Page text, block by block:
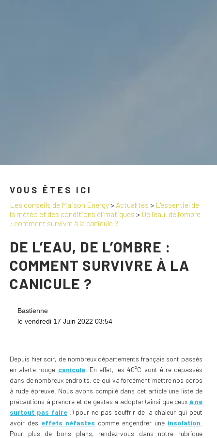
VOUS ÊTES ICI
Les conseils de Maison Energy> Actualités > L'essentiel de
la météo et des conditions climatiques > De l’eau, de l’ombre
: comment survivre à la canicule ?
DE L’EAU, DE L’OMBRE :
COMMENT SURVIVRE À LA
CANICULE ?
Bastienne
le vendredi 17 Juin 2022 03:54
Depuis hier soir, de nombreux départements français sont passés
en alerte rouge canicule. En effet, les 40°C vont être dépassés
dans de nombreux endroits, ce qui va forcément mettre nos corps
à rude épreuve. Nous avons compilé dans cet article une liste de
précautions à prendre et de gestes à adopter (ainsi que ceux à ne
surtout pas faire!) pour ne pas souffrir de la chaleur qui peut
avoir des effets néfastes comme engendrer une insolation
Pour plus de bons plans, rendez-vous dans notre rubrique